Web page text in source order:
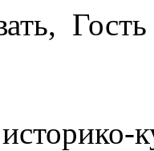
Гость